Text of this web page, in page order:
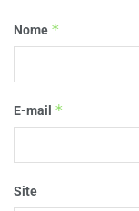
Nome *
E-mail *
Site